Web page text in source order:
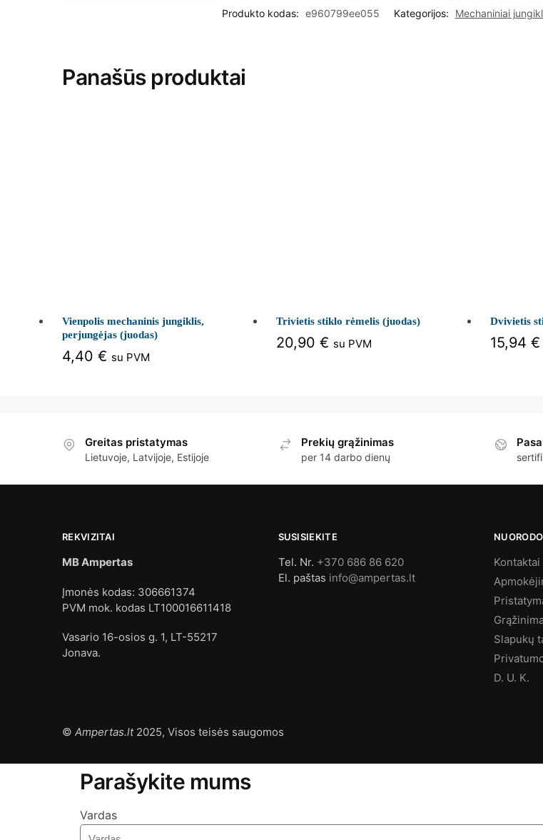
Produkto kodas: e960799ee055 Kategorijos: Mechaniniai
Panašūs produktai
Vienpolis mechaninis jungiklis,
perjungėjas (juodas)
4,40€ su PVM
Trivietis stiklo rėmelis (juodas)
20,90 € su PVM
Dvivietis
15,94 €
Greitas pristatymas
Lietuvoje, Latvijoje, Estijoje
Prekių grąžinimas
per 14 darbo dienų
REKVIZITAI
MB Ampertas
Įmonės kodas: 306661374
PVM mok. kodas LT100016611418
Vasario 16-osios g. 1, LT-55217
Jonava.
SUSISIEKITE
Tel. Nr. +370 686 86 620
El. paštas info@ampertas.lt
Kontaktai
Slapukų
D. U. K.
© Ampertas.lt2025, Visos teisės saugomos
Parašykite mums
Vardas